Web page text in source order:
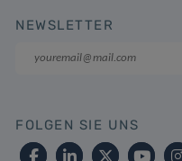
NEWSLETTER
FOLGEN SIE UNS